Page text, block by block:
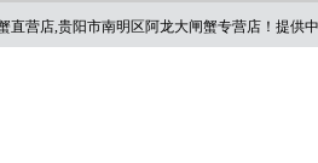
直营店,贵阳市南明区阿龙大闸蟹专营店！提供